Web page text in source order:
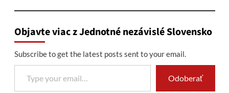
Objavte viac z Jednotné nezávislé Slovensko
Subscribe to get the latest posts sent to your email.
Type your email…
Odoberať